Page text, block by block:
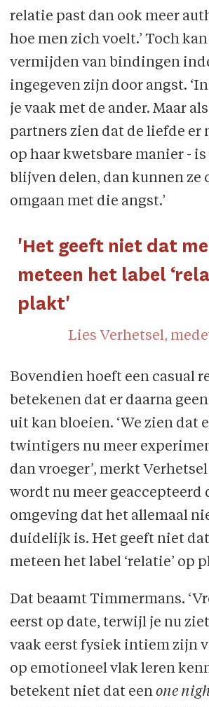
relatie past dan ook meer
hoe men zich voelt.’ Toch
vermijden van bindingen
ingegeven zijn door angst.
je vaak met de ander. Maar
partners zien dat de liefde er
op haar kwetsbare manier -
blijven delen, dan kunnen ze
omgaan met die angst.’
'Het geeft niet dat
meteen het label
plakt'
Lies Verhetsel,
Bovendien hoeft een casual
betekenen dat er daarna
uit kan bloeien. ‘We zien dat
twintigers nu meer
dan vroeger’, merkt Verhetsel
wordt nu meer geaccepteerd
omgeving dat het allemaal
duidelijk is. Het geeft niet
meteen het label ‘relatie’ op
Dat beaamt Timmermans.
eerst op date, terwijl je nu
vaak eerst fysiek intiem zijn
op emotioneel vlak leren
betekent niet dat een one